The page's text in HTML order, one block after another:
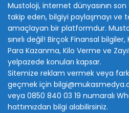
Mustoloji, internet dünyasının
takip eden, bilgiyi paylaşmayı ve
amaçlayan bir platformdur.
sınırlı değil! Birçok Finansal
Para Kazanma, Kilo Verme ve
yelpazede konuları kapsar.
Sitemize reklam vermek veya
geçmek için
veya 0850 840 03 19 numaralı
hattımızdan bilgi alabilirsiniz.